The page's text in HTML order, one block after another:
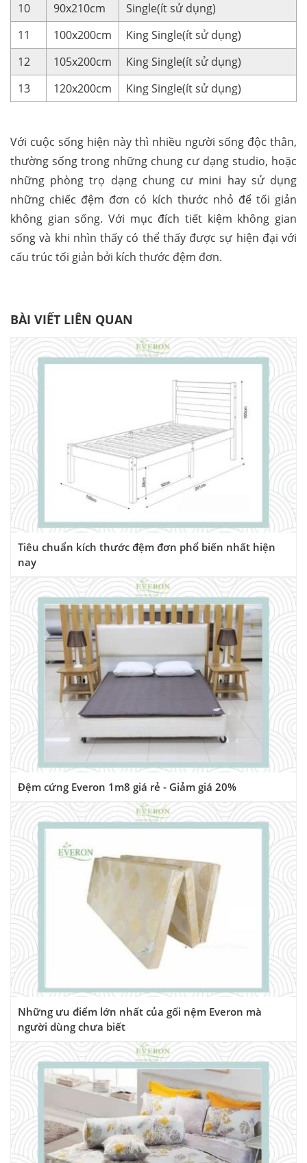
10
90x210cm
Single(ít sử dụng)
11
100x200cm
King Single(ít sử dụng)
12
105x200cm
King Single(ít sử dụng)
13
120x200cm King Single(ít sử dụng)
Với cuộc sống hiện này thì nhiều người sống độc thân,
thường sống trong những chung cư dạng studio, hoặc
những phòng trọ dạng chung cư mini hay sử dụng
những chiếc đệm đơn có kích thước nhỏ để tối giản
không gian sống. Với mục đích tiết kiệm không gian
sống và khi nhìn thấy có thể thấy được sự hiện đại với
cấu trúc tối giản bởi kích thước đệm đơn.
BÀI VIẾT LIÊN QUAN
Tiêu chuẩn kích thước đệm đơn phổ biến nhất hiện
nay
Đệm cứng Everon 1m8 giá rẻ - Giảm giá 20%
Những ưu điểm lớn nhất của gối nệm Everon mà
người dùng chưa biết